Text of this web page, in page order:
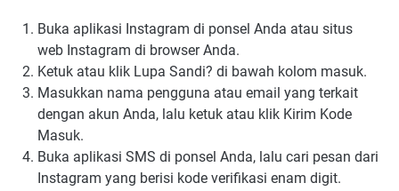
Buka aplikasi Instagram di ponsel Anda atau situs
web Instagram di browser Anda.
Ketuk atau klik Lupa Sandi? di bawah kolom masuk.
Masukkan nama pengguna atau email yang terkait
dengan akun Anda, lalu ketuk atau klik Kirim Kode
Masuk.
Buka aplikasi SMS di ponsel Anda, lalu cari pesan dari
Instagram yang berisi kode verifikasi enam digit.